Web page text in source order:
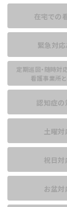
在宅での
緊急対応
定期巡回・随時対
看護事業所
認知症の
土曜対
祝日対
お盆対